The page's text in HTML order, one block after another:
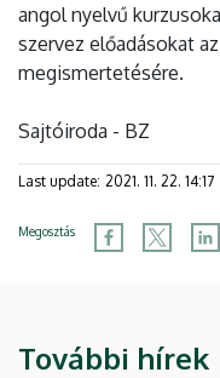
angol nyelvű
szervez előadásokat
megismertetésére.
Sajtóiroda - BZ
Last update: 2021. 11. 22. 14:17
Megosztás
További hírek